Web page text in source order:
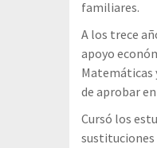
familiares.
A los trece
apoyo
Matemáticas
de aprobar
Cursó los
sustituciones